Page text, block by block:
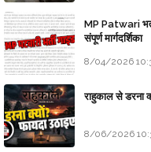
MP Patwari
संपूर्ण मार्गदर्शिका
8/04/2026
राहुकाल से डरना
8/06/2026